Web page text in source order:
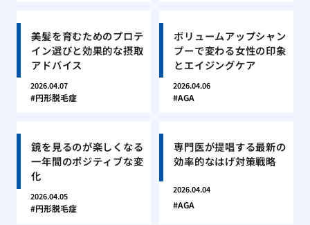
美髪を育むためのプロテ
イン選びと効果的な摂取
アドバイス
2026.04.07
円形脱毛症
ボリュームアップシャン
プーで変わる女性の印象
とエイジングケア
2026.04.06
AGA
鏡を見るのが楽しくなる
一年間のポジティブな変
化
2026.04.05
円形脱毛症
専門医が提唱する最新の
効率的なはげ対策戦略
2026.04.04
AGA